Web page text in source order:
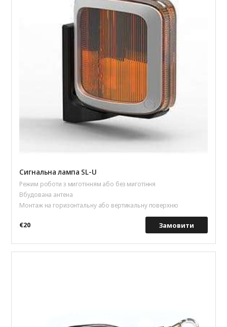
Сигнальна лампа SL-U
Режим роботи з миготінням або без миготіння
Вбудована антена
Монтаж на горизонтальну або вертикальну поверхню
€20 Замовити